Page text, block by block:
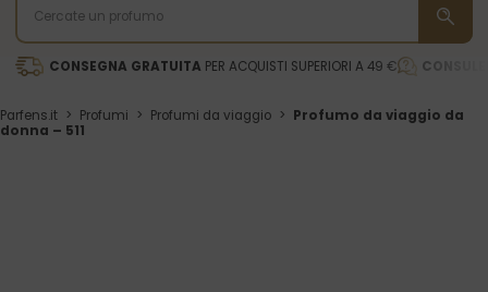
CONSEGNA GRATUITA PER ACQUISTI SUPERIORI A 49 €
Parfens.it > Profumi > Profumi da viaggio > Profumo da viaggio da
donna – 511